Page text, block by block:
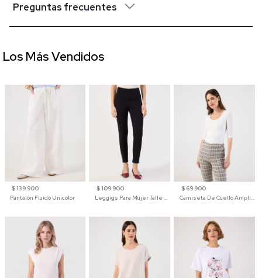
Preguntas frecuentes
$ 139.900
Pantalón Fluido Unicolor
$ 109.900
Leggigs Para Mujer Talle Alto Liso
$ 69.900
Camiseta De Cuello Amplio Y Manga 3/4 Para Mujer
Los Más Vendidos